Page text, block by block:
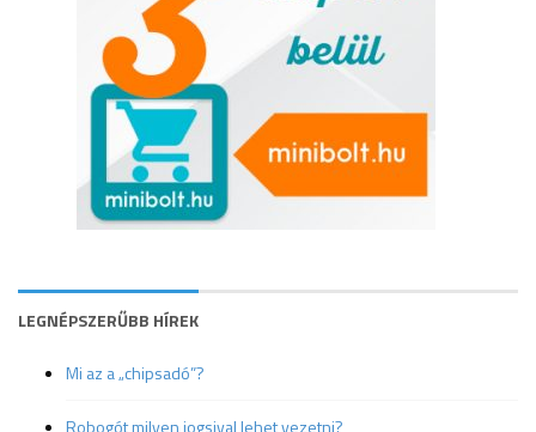
LEGNÉPSZERŰBB HÍREK
Mi az a „chipsadó”?